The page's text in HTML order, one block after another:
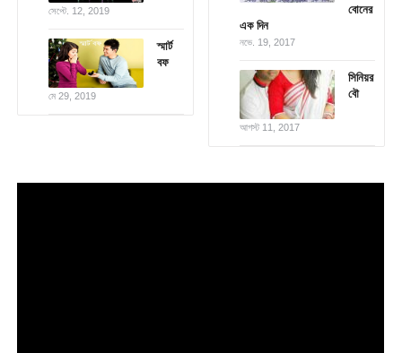
সেপ্টে. 12, 2019
স্মার্ট
বফ
মে 29, 2019
বোনের
এক দিন
নভে. 19, 2017
সিনিয়র
বৌ
আগস্ট 11, 2017